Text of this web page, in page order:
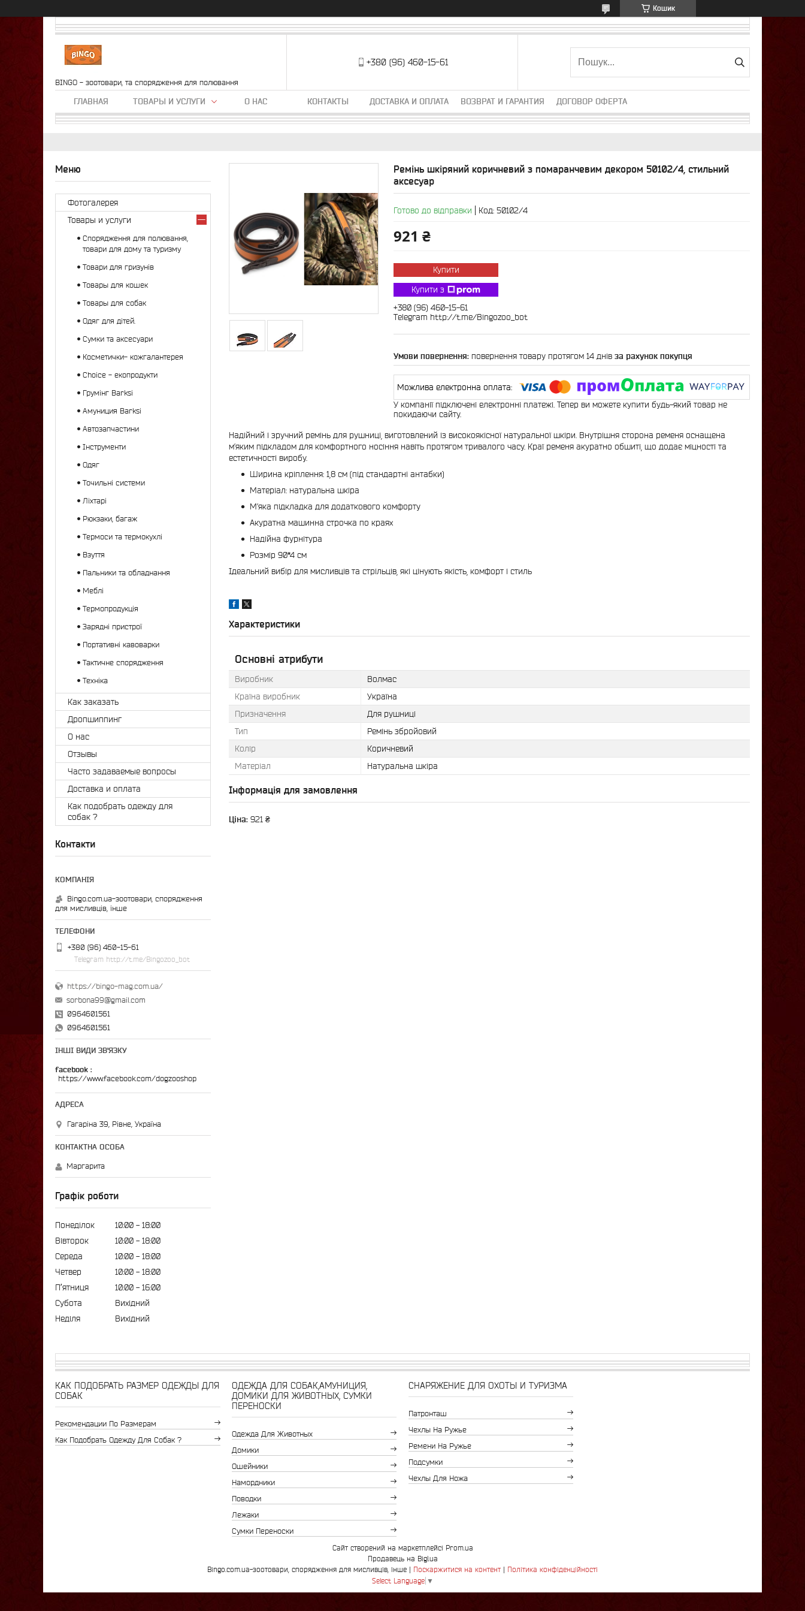
Кошик
BINGO - зоотовари, та спорядження для полювання
+380 (96) 460-15-61
ГЛАВНАЯ ТОВАРЫ И УСЛУГИ О НАС КОНТАКТЫ ДОСТАВКА И ОПЛАТА ВОЗВРАТ И ГАРАНТИЯ ДОГОВОР ОФЕРТА
Ремінь шкіряний коричневий з помаранчевим декором 50102/4, стильний
аксесуар
Готово до відправки Код: 50102/4
921 ₴
Купити
Купити з
+380 (96) 460-15-61
Telegram http://t.me/Bingozoo_bot
повернення товару протягом 14 днів за рахунок покупця
У компанії підключені електронні платежі. Тепер ви можете купити будь-який товар не
покидаючи сайту.
Надійний і зручний ремінь для рушниці, виготовлений із високоякісної натуральної шкіри. Внутрішня сторона ременя оснащена
м’яким підкладом для комфортного носіння навіть протягом тривалого часу. Краї ременя акуратно обшиті, що додає міцності та
естетичності виробу.
Ширина кріплення: 1,8 см (під стандартні антабки)
Матеріал: натуральна шкіра
М’яка підкладка для додаткового комфорту
Акуратна машинна строчка по краях
Надійна фурнітура
Розмір 90*4 см
Ідеальний вибір для мисливців та стрільців, які цінують якість, комфорт і стиль
Характеристики
Основні атрибути
Виробник
Волмас
Країна виробник
Україна
Призначення
Для рушниці
Тип
Ремінь збройовий
Колір
Коричневий
Матеріал
Натуральна шкіра
Інформація для замовлення
Ціна: 921 ₴
Фотогалерея
Товары и услуги
Спорядження для полювання,
товари для дому та туризму
Товари для гризунів
Товары для кошек
Товары для собак
Одяг для дітей.
Сумки та аксесуари
Косметички- кожгалантерея
Choice - екопродукти
Грумінг Barksi
Амуниция Barksi
Автозапчастини
Інструменти
Одяг
Точильні системи
Ліхтарі
Рюкзаки, багаж
Термоси та термокухлі
Взуття
Пальники та обладнання
Меблі
Термопродукція
Зарядні пристрої
Портативні кавоварки
Тактичне спорядження
Техніка
Как заказать
Дропшиппинг
О нас
Отзывы
Часто задаваемые вопросы
Доставка и оплата
Как подобрать одежду для
собак ?
Контакти
Bingo.com.ua-зоотовари, спорядження
для мисливців, інше
+380 (96) 460-15-61
Telegram http://t.me/Bingozoo_bot
https://bingo-mag.com.ua/
sorbona99@gmail.com
0964601561
0964601561
ІНШІ ВИДИ ЗВ'ЯЗКУ
facebook
https://www.facebook.com/dogzooshop
Гагаріна 39, Рівне, Україна
Маргарита
Графік роботи
Понеділок 10:00
18:00
Вівторок
10:00
18:00
Середа
10:00
18:00
Четвер
10:00
18:00
Пʼятниця
10:00
16:00
Субота
Вихідний
Неділя
Вихідний
КАК ПОДОБРАТЬ РАЗМЕР ОДЕЖДЫ ДЛЯ
СОБАК
Рекомендации По Размерам
Как Подобрать Одежду Для Собак ?
ОДЕЖДА ДЛЯ СОБАК,АМУНИЦИЯ,
ДОМИКИ ДЛЯ ЖИВОТНЫХ, СУМКИ
ПЕРЕНОСКИ
Одежда Для Животных
Домики
Ошейники
Намордники
Поводки
Лежаки
Сумки Переноски
СНАРЯЖЕНИЕ ДЛЯ ОХОТЫ И ТУРИЗМА
Патронташ
Чехлы На Ружье
Ремени На Ружье
Подсумки
Чехлы Для Ножа
Сайт створений на маркетплейсі Prom.ua
Продавець на Bigl.ua
Поскаржитися на контент
Політика конфіденційності
Select Language ▼